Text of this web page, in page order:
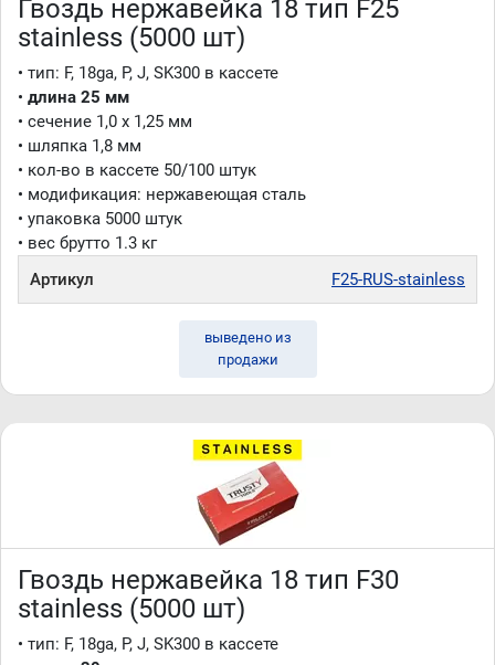
Гвоздь нержавейка 18 тип F25
stainless (5000 шт)
• тип: F, 18ga, P, J, SK300 в кассете
• длина 25 мм
• сечение 1,0 x 1,25 мм
• шляпка 1,8 мм
• кол-во в кассете 50/100 штук
• модификация: нержавеющая сталь
• упаковка 5000 штук
• вес брутто 1.3 кг
Артикул
F25-RUS-stainless
выведено из
продажи
Гвоздь нержавейка 18 тип F30
stainless (5000 шт)
• тип: F, 18ga, P, J, SK300 в кассете